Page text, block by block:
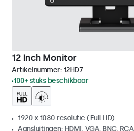
12 Inch Monitor
Artikelnummer: 12HD7
100+ stuks beschikbaar
1920 x 1080 resolutie (Full HD)
Aansluitingen: HDMI, VGA, BNC, RCA